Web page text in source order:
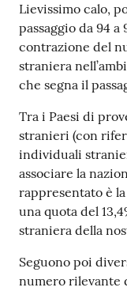
Lievissimo calo,
passaggio da 94
contrazione del
straniera
che segna il
Tra i Paesi di
stranieri (con
individuali
associare la
rappresentato è
una quota del
straniera della
Seguono poi
numero rilevante